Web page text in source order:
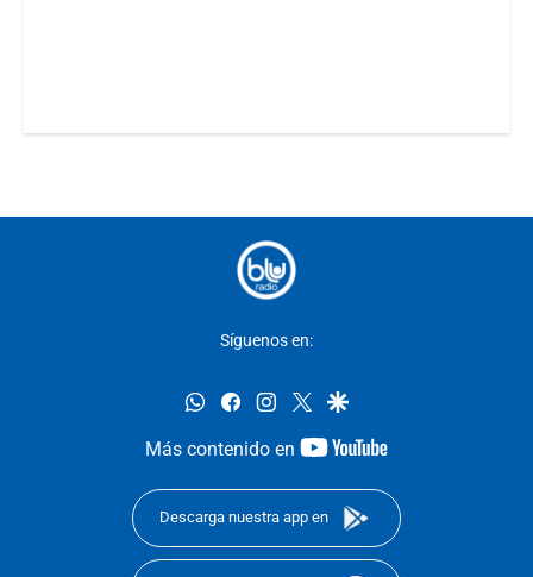
Síguenos en:
whatsappfacebookinstagram
twittergoogle
Más contenido en
youtube-
Descarga nuestra app en